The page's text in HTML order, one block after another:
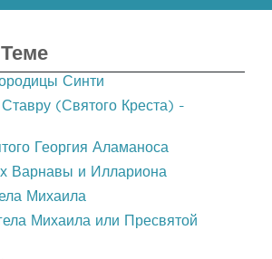
Синти
(Святого Креста) -
Георгия Аламаноса
Варнавы и Иллариона
Михаила
Михаила или Пресвятой